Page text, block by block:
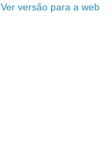
Ver versão para a web